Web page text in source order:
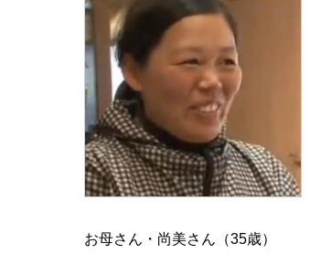
お母さん・尚美さん（35歳）